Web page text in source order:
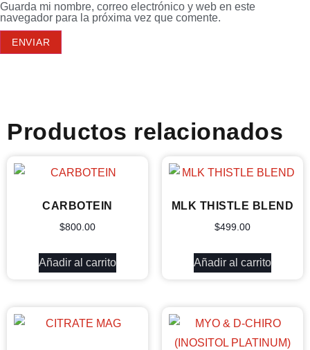
Guarda mi nombre, correo electrónico y web en este
navegador para la próxima vez que comente.
Productos relacionados
CARBOTEIN
$800.00
Añadir al carrito
MLK THISTLE BLEND
$499.00
Añadir al carrito